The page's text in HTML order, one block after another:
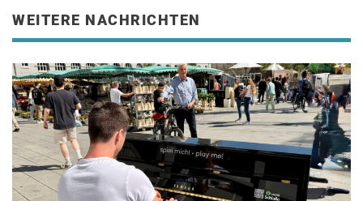
WEITERE NACHRICHTEN